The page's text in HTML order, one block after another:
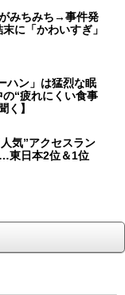
みちみち→事件発
に「かわいすぎ」
ハン」は猛烈な眠
“疲れにくい食事
く】
気”アクセスラン
東日本2位＆1位